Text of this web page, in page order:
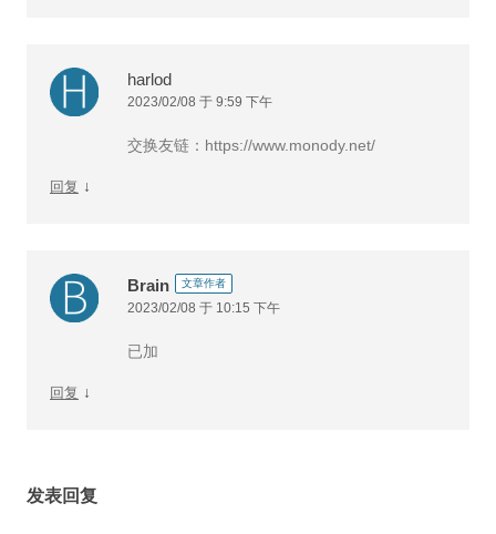
harlod
2023/02/08 于 9:59 下午
交换友链：https://www.monody.net/
回复 ↓
Brain 文章作者
2023/02/08 于 10:15 下午
已加
回复 ↓
发表回复